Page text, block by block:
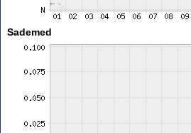
Sademed